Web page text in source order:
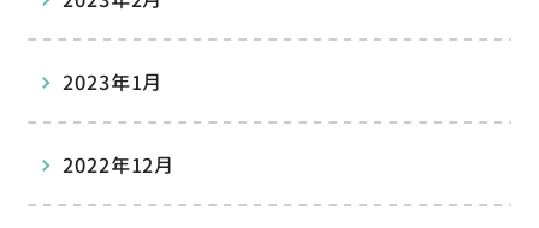
2023年1月
2022年12月